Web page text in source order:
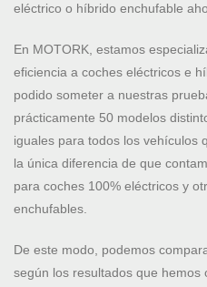
eléctrico o híbrido enchufable
En MOTORK, estamos
eficiencia a coches eléctricos e
podido someter a nuestras
prácticamente 50 modelos
iguales para todos los vehículos
la única diferencia de que
para coches 100% eléctricos y
enchufables.
De este modo, podemos
según los resultados que